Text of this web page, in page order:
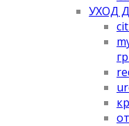
УХОД